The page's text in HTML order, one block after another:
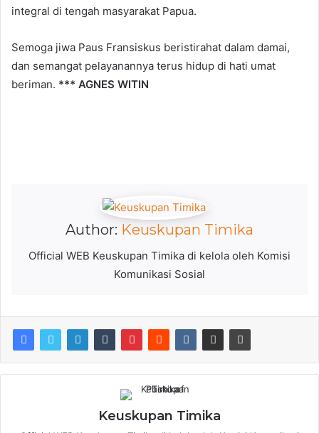
integral di tengah masyarakat Papua.
Semoga jiwa Paus Fransiskus beristirahat dalam damai,
dan semangat pelayanannya terus hidup di hati umat
beriman. *** AGNES WITIN
Author: Keuskupan Timika
Official WEB Keuskupan Timika di kelola oleh Komisi
Komunikasi Sosial
Keuskupan Timika